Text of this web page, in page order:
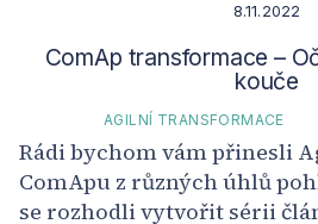
8.11.2022
ComAp transformace –
kouče
AGILNÍ TRANSFORMACE
Rádi bychom vám přinesli
ComApu z různých úhlů
se rozhodli vytvořit sérii